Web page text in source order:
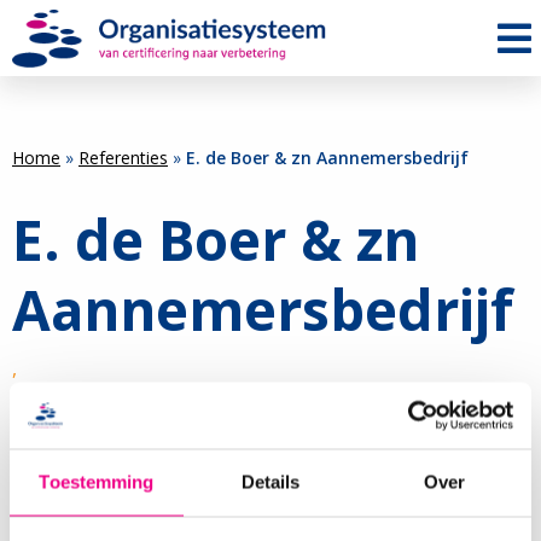
Toestemming Details Over
Home » Referenties » E. de Boer & zn Aannemersbedrijf
E. de Boer & zn
Aannemersbedrijf
,
ISO 9001, VCA
Terug naar overzicht